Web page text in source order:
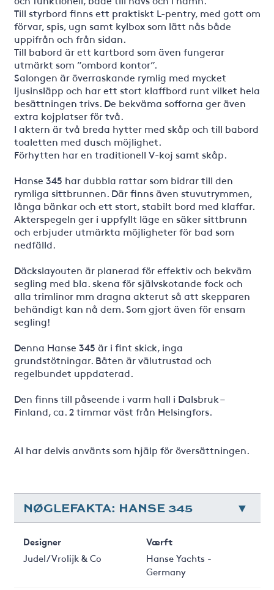
Till styrbord finns ett praktiskt L-pentry, med gott om
förvar, spis, ugn samt kylbox som lätt nås både
uppifrån och från sidan.
Till babord är ett kartbord som även fungerar
utmärkt som ”ombord kontor”.
Salongen är överraskande rymlig med mycket
ljusinsläpp och har ett stort klaffbord runt vilket hela
besättningen trivs. De bekväma sofforna ger även
extra kojplatser för två.
I aktern är två breda hytter med skåp och till babord
toaletten med dusch möjlighet.
Förhytten har en traditionell V-koj samt skåp.
Hanse 345 har dubbla rattar som bidrar till den
rymliga sittbrunnen. Där finns även stuvutrymmen,
långa bänkar och ett stort, stabilt bord med klaffar.
Akterspegeln ger i uppfyllt läge en säker sittbrunn
och erbjuder utmärkta möjligheter för bad som
nedfälld.
Däckslayouten är planerad för effektiv och bekväm
segling med bla. skena för självskotande fock och
alla trimlinor mm dragna akterut så att skepparen
behändigt kan nå dem. Som gjort även för ensam
segling!
Denna Hanse 345 är i fint skick, inga
grundstötningar. Båten är välutrustad och
regelbundet uppdaterad.
Den finns till påseende i varm hall i Dalsbruk –
Finland, ca. 2 timmar väst från Helsingfors.
AI har delvis använts som hjälp för översättningen.
NØGLEFAKTA: HANSE 345
Designer
Judel/Vrolijk & Co
Værft
Hanse Yachts -
Germany